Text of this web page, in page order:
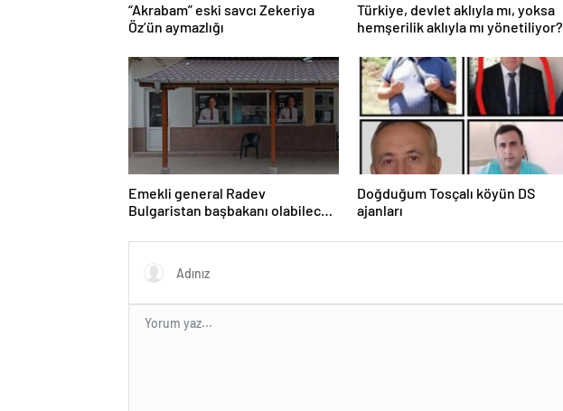
“Akrabam” eski savcı Zekeriya
Öz’ün aymazlığı
Türkiye, devlet aklıyla mı, yoksa
hemşerilik aklıyla mı yönetiliyor?
Emekli general Radev
Bulgaristan başbakanı olabilecek
Doğduğum Tosçalı köyün DS
ajanları